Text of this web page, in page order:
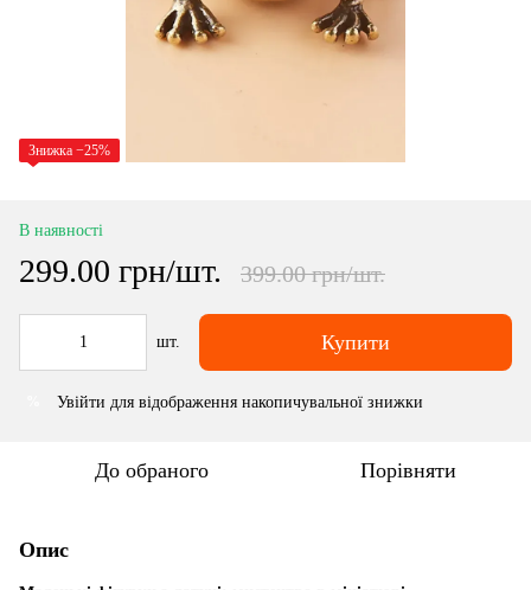
Знижка −25%
В наявності
299.00 грн/шт. 399.00 грн/шт.
шт. Купити
Увійти для відображення накопичувальної знижки
До обраного Порівняти
Опис